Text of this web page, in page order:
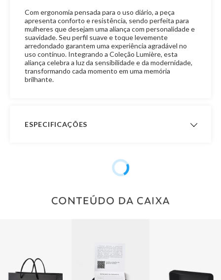
Com ergonomia pensada para o uso diário, a peça
apresenta conforto e resistência, sendo perfeita para
mulheres que desejam uma aliança com personalidade e
suavidade. Seu perfil suave e toque levemente
arredondado garantem uma experiência agradável no
uso contínuo. Integrando a Coleção Lumière, esta
aliança celebra a luz da sensibilidade e da modernidade,
transformando cada momento em uma memória
brilhante.
ESPECIFICAÇÕES
Peso Aproximado 5,5 gramas